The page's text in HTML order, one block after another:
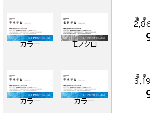
カラー モノクロ
通常
カラー カラー
通常